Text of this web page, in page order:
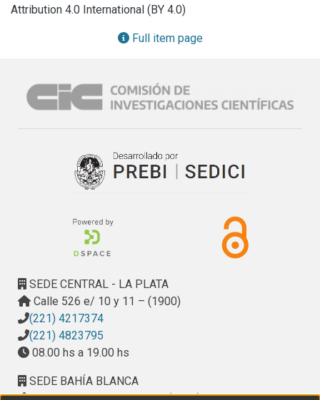
Attribution 4.0 International (BY 4.0)
Full item page
SEDE CENTRAL - LA PLATA
Calle 526 e/ 10 y 11 – (1900)
(221) 4217374
(221) 4823795
08.00 hs a 19.00 hs
SEDE BAHÍA BLANCA